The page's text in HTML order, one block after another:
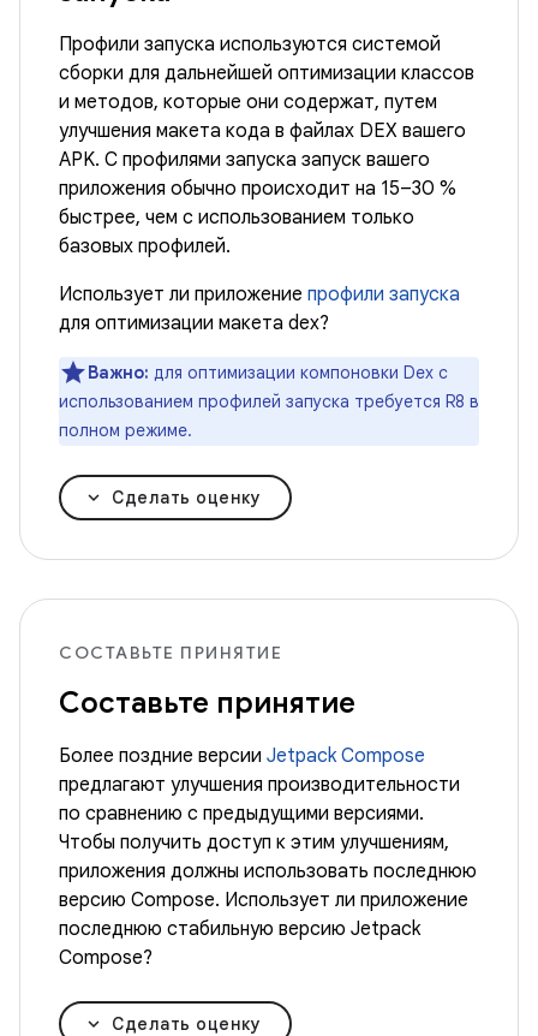
Профили запуска используются системой
сборки для дальнейшей оптимизации классов
и методов, которые они содержат, путем
улучшения макета кода в файлах DEX вашего
APK. С профилями запуска запуск вашего
приложения обычно происходит на 15–30 %
быстрее, чем с использованием только
базовых профилей.
Использует ли приложение профили запуска
для оптимизации макета dex?
Важно: для оптимизации компоновки Dex с
использованием профилей запуска требуется R8 в
полном режиме.
Сделать оценку
СОСТАВЬТЕ ПРИНЯТИЕ
Составьте принятие
Более поздние версии Jetpack Compose
предлагают улучшения производительности
по сравнению с предыдущими версиями.
Чтобы получить доступ к этим улучшениям,
приложения должны использовать последнюю
версию Compose. Использует ли приложение
последнюю стабильную версию Jetpack
Compose?
Сделать оценку